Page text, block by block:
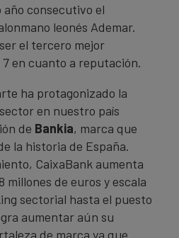
consecutivo el
leonés Ademar.
el tercero mejor
en cuanto a reputación.
ha protagonizado la
en nuestro país
de Bankia, marca que
la historia de España.
CaixaBank aumenta
millones de euros y escala
sectorial hasta el puesto
aumentar aún su
de marca ya que